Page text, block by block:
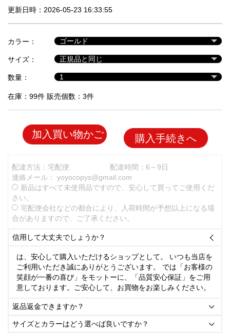
セ
ル
品
更新日時：2026-05-23 16:33:55
カラー：
サイズ：
数量：
在庫：99件 販売個数：3件
加入買い物かご 購入手続きへ
配達方法：宅配便
配達時間：6～9日
連絡メール： yoyocopys@gmail.com
新品はすべて未使用品ですので、安心して買ってご使用くだ
さい。
宅配便会社などの都合により、入荷時間が予想以上になる場
合がありますので、ご了承ください。
信用して大丈夫でしょうか？ 
は、安心して購入いただけるショップとして。 いつも当店を
ご利用いただき誠にありがとうございます。 では「お客様の
笑顔が一番の喜び」をモットーに、「品質安心保証」をご用
意しております。ご安心して、お買物をお楽しみください。
返品返金できますか？ 
サイズとカラーはどう選べば良いですか？ 